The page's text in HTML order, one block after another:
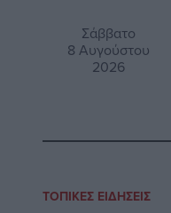
Σάββατο
8 Αυγούστου
2026
ΤΟΠΙΚΈΣ ΕΙΔΉΣΕΙΣ